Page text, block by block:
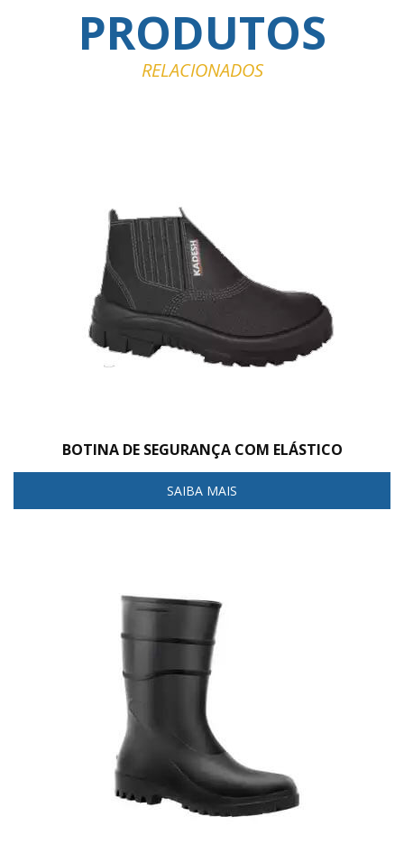
PRODUTOS
RELACIONADOS
BOTINA DE SEGURANÇA COM ELÁSTICO
SAIBA MAIS